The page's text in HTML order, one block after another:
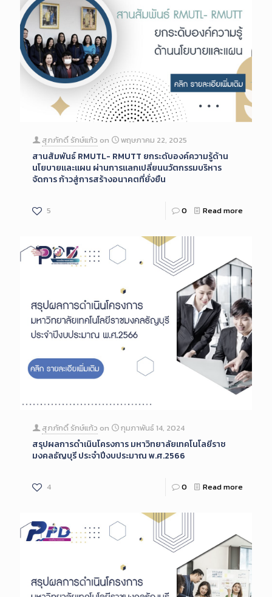
สุภภักดิ์ รักษ์แก้ว on พฤษภาคม 22, 2025
สานสัมพันธ์ RMUTL- RMUTT ยกระดับองค์ความรู้ด้าน
นโยบายและแผน ผ่านการแลกเปลี่ยนนวัตกรรมบริหาร
จัดการ ก้าวสู่การสร้างอนาคตที่ยั่งยืน
5 0 Read more
สุภภักดิ์ รักษ์แก้ว on กุมภาพันธ์ 14, 2024
สรุปผลการดำเนินโครงการ มหาวิทยาลัยเทคโนโลยีราช
มงคลธัญบุรี ประจำปีงบประมาณ พ.ศ.2566
4 0 Read more